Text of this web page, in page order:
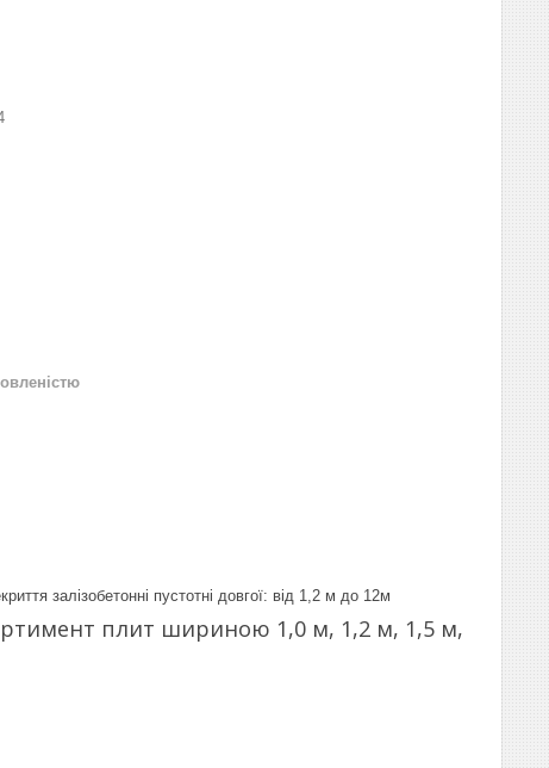
залізобетонні пустотні довгої: від 1,2 м до 12м
плит шириною 1,0 м, 1,2 м, 1,5 м,